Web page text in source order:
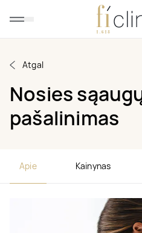
Atgal
Nosies
pašalinimas
Apie Kainynas